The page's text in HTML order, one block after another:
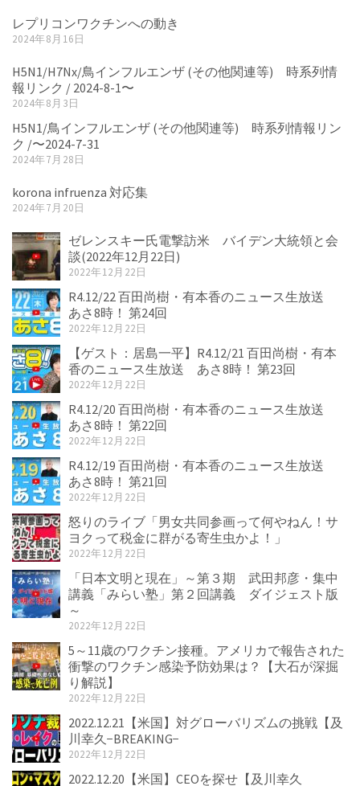
レプリコンワクチンへの動き
2024年8月16日
H5N1/H7Nx/鳥インフルエンザ (その他関連等) 時系列情
報リンク / 2024-8-1〜
2024年8月3日
H5N1/鳥インフルエンザ (その他関連等) 時系列情報リン
ク /〜2024-7-31
2024年7月28日
korona infruenza 対応集
2024年7月20日
ゼレンスキー氏電撃訪米 バイデン大統領と会
談(2022年12月22日)
2022年12月22日
R4.12/22 百田尚樹・有本香のニュース生放送
あさ8時！ 第24回
2022年12月22日
【ゲスト：居島一平】R4.12/21 百田尚樹・有本
香のニュース生放送 あさ8時！ 第23回
2022年12月22日
R4.12/20 百田尚樹・有本香のニュース生放送
あさ8時！ 第22回
2022年12月22日
R4.12/19 百田尚樹・有本香のニュース生放送
あさ8時！ 第21回
2022年12月22日
怒りのライブ「男女共同参画って何やねん！サ
ヨクって税金に群がる寄生虫かよ！」
2022年12月22日
「日本文明と現在」～第３期 武田邦彦・集中
講義「みらい塾」第２回講義 ダイジェスト版
～
2022年12月22日
5～11歳のワクチン接種。アメリカで報告された
衝撃のワクチン感染予防効果は？【大石が深掘
り解説】
2022年12月22日
2022.12.21【米国】対グローバリズムの挑戦【及
川幸久−BREAKING−
2022年12月22日
2022.12.20【米国】CEOを探せ【及川幸久